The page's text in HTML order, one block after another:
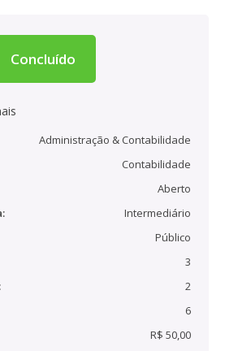
Concluído
Administração & Contabilidade
Contabilidade
Aberto
Intermediário
Público
3
2
6
R$ 50,00